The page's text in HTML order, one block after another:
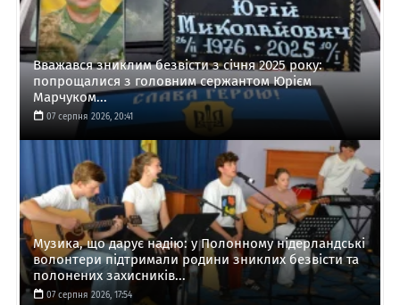
Вважався зниклим безвісти з січня 2025 року:
попрощалися з головним сержантом Юрієм
Марчуком...
07 серпня 2026, 20:41
Музика, що дарує надію: у Полонному нідерландські
волонтери підтримали родини зниклих безвісти та
полонених захисників...
07 серпня 2026, 17:54